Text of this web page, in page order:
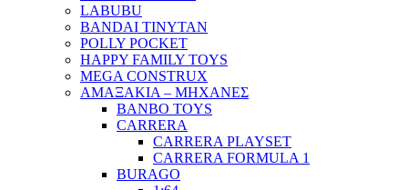
LABUBU
BANDAI TINYTAN
POLLY POCKET
HAPPY FAMILY TOYS
MEGA CONSTRUX
ΑΜΑΞΑΚΙΑ – ΜΗΧΑΝΕΣ
BANBO TOYS
CARRERA
CARRERA PLAYSET
CARRERA FORMULA 1
BURAGO